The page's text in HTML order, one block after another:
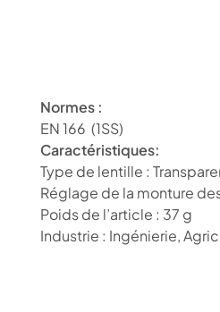
Normes :
EN 166 (1SS)
Caractéristiques:
Type de lentille :
Réglage de la monture
Poids de l’article : 37 g
Industrie : Ingénierie,